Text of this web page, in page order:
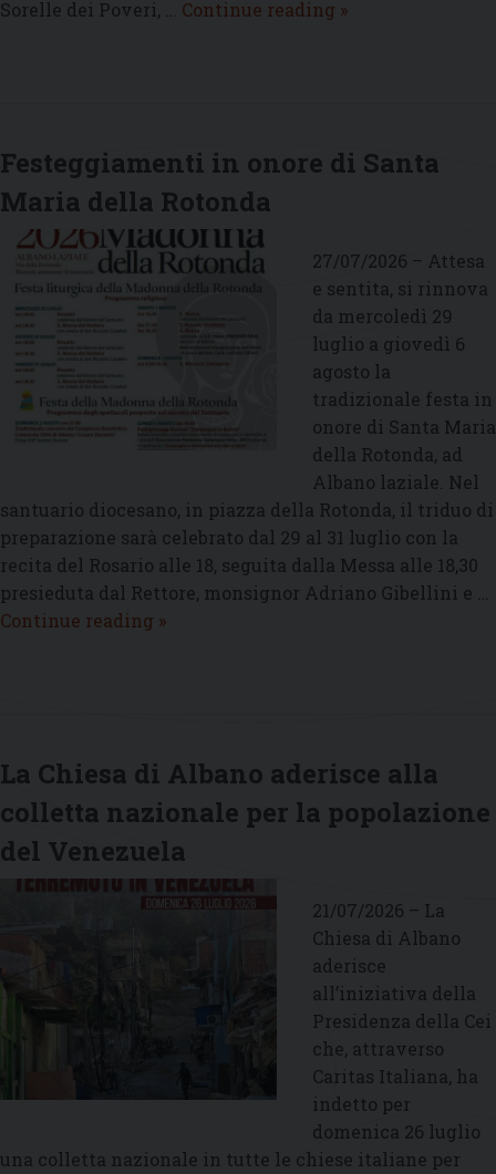
Sorelle dei Poveri, … Continue reading Il
superiora
Sorelle
dei
Poveri
di
Marino
»
Festeggiamenti in onore di Santa
Maria della Rotonda
27/07/2026 – Attesa
e sentita, si rinnova
da mercoledì 29
luglio a giovedì 6
agosto la
tradizionale festa in
onore di Santa Maria
della Rotonda, ad
Albano laziale. Nel
santuario diocesano, in piazza della Rotonda, il triduo di
preparazione sarà celebrato dal 29 al 31 luglio con la
recita del Rosario alle 18, seguita dalla Messa alle 18,30
presieduta dal Rettore, monsignor Adriano Gibellini e …
Continue reading Festeggiamenti
della
Rotonda
»
La Chiesa di Albano aderisce alla
colletta nazionale per la popolazione
del Venezuela
21/07/2026 – La
Chiesa di Albano
aderisce
all’iniziativa della
Presidenza della Cei
che, attraverso
Caritas Italiana, ha
indetto per
domenica 26 luglio
una colletta nazionale in tutte le chiese italiane per